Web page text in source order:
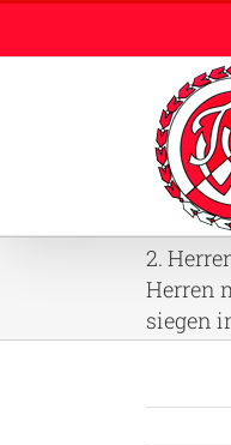
Inhalt
2.
Herren
siegen